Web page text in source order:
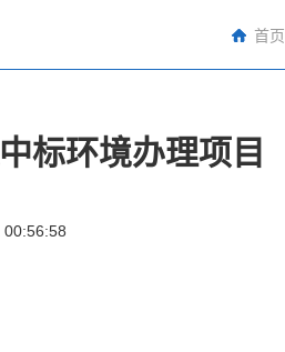
首页
标环境办理项目
00:56:58